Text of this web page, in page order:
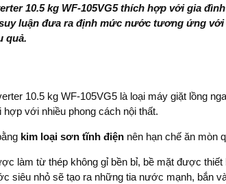
10.5 kg WF-105VG5 thích hợp với gia
luận đưa ra định mức nước tương ứng
quả.
10.5 kg WF-105VG5 là loại máy giặt lồng
hợp với nhiều phong cách nội thất.
kim loại sơn tĩnh điện nên hạn chế ăn mòn
làm từ thép không gỉ bền bỉ, bề mặt được
siêu nhỏ sẽ tạo ra những tia nước mạnh, bắn